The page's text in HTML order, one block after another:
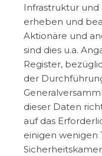
Infrastruktur und
erheben und
Aktionäre und
sind dies u.a.
Register,
der
dieser Daten
auf das
einigen wenigen